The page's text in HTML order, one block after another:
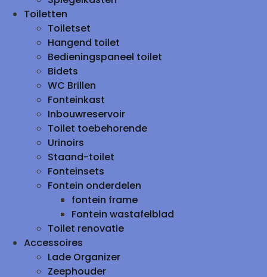
Toiletten
Toiletset
Hangend toilet
Bedieningspaneel toilet
Bidets
WC Brillen
Fonteinkast
Inbouwreservoir
Toilet toebehorende
Urinoirs
Staand-toilet
Fonteinsets
Fontein onderdelen
fontein frame
Fontein wastafelblad
Toilet renovatie
Accessoires
Lade Organizer
Zeephouder